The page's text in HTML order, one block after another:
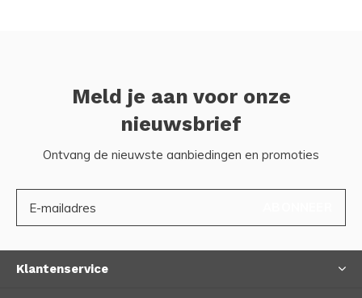
Meld je aan voor onze
nieuwsbrief
Ontvang de nieuwste aanbiedingen en promoties
Klantenservice